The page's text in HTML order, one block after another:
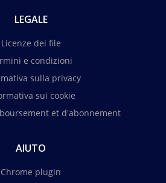
LEGALE
Licenze dei file
e condizioni
sulla privacy
sui cookie
et d'abonnement
AIUTO
Chrome plugin